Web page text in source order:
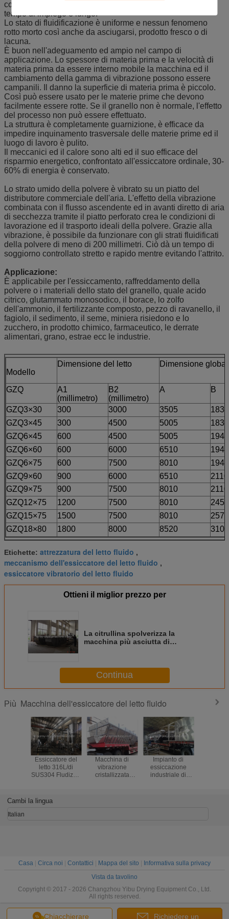
conveniente nella manutenzione. Il rumore è basso ed il
tempo di impiego è lungo.
Lo stato di fluidificazione è uniforme e nessun fenomeno
rotto morto così anche da asciugarsi, prodotto fresco o di
lacuna.
È buon nell'adeguamento ed ampio nel campo di
applicazione. Lo spessore di materia prima e la velocità di
materia prima da essere interno mobile la macchina ed il
cambiamento della gamma di vibrazione possono essere
campanili. Il danno la superficie di materia prima è piccolo.
Così può essere usato per le materie prime che devono
facilmente essere rotte. Se il granello non è normale, l'effetto
del processo non può essere effettuato.
La struttura è completamente guarnizione, è efficace da
impedire inquinamento trasversale delle materie prime ed il
luogo di lavoro è pulito.
Il meccanici ed il calore sono alti ed il suo efficace del
risparmio energetico, confrontato all'essiccatore ordinale, 30-
60% di energia è conservato.
Lo strato umido della polvere è vibrato su un piatto del
distributore commerciale dell'aria. L'effetto della vibrazione
combinata con il flusso ascendente ed in avanti diretto di aria
di secchezza tramite il piatto perforato crea le condizioni di
lavorazione ed il trasporto ideali della polvere. Grazie alla
vibrazione, è possibile da funzionare con gli strati fluidificati
della polvere di meno di 200 millimetri. Ciò dà un tempo di
soggiorno controllato stretto e rapido mentre evitando l'attrito.
Applicazione:
È applicabile per l'essiccamento, raffreddamento della
polvere o i materiali dello stato del granello, quale acido
citrico, glutammato monosodico, il borace, lo zolfo
dell'ammonio, il fertilizzante composto, pezzo di ravanello, il
fagiolo, il sedimento, il seme, miniera risiedono e lo
zucchero, in prodotto chimico, farmaceutico, le derrate
alimentari, grano, estrae ecc le industrie.
Modello
Dimensione del letto Dimensione
GZQ
A1
(millimetro)
B2
(millimetro)
A B
GZQ3×30 300 3000 3505
1830
GZQ3×45
300 4500 5005
1830
GZQ6×45
600 4500 5005
1940
GZQ6×60
600 6000 6510
1940
GZQ6×75
600 7500 8010
1940
GZQ9×60
900 6000 6510
2110
GZQ9×75
900 7500 8010
2110
GZQ12×75
1200 7500 8010
2450
GZQ15×75
1500 7500 8010
2570
GZQ18×80
1800 8000 8520 3100
Etichette: attrezzatura del letto fluido ,
meccanismo dell'essiccatore del letto fluido ,
essiccatore vibratorio del letto fluido
Ottieni il miglior prezzo per
La citrullina spolverizza la
macchina più asciutta di
alimentari/industria chimica
Continua
Più Macchina dell'essiccatore del letto fluido
Essiccatore del
letto 316L/di
SUS304 Fludized
con controllo
automatico
Macchina di
vibrazione
cristallizzata
Impianto di
essiccazione
industriale di
Chiacchierare Richiedere un
Cambi la lingua
Italian
Casa Circa noi Contattici Mappa del sito
Informativa sulla privacy
Vista da tavolino
Copyright © 2017 - 2026 Changzhou Yibu Drying Equipment Co., Ltd.
All rights reserved.